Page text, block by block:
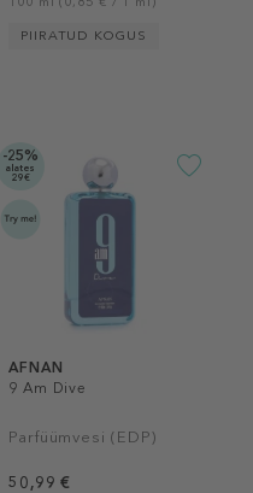
PIIRATUD KOGUS
-25%
alates
29€
AFNAN
9 Am Dive
Parfüümvesi (EDP)
50,99 €